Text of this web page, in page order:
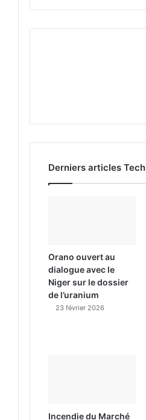
Derniers articles Tech
Orano ouvert au
dialogue avec le
Niger sur le dossier
de l’uranium
23 février 2026
Incendie du Marché